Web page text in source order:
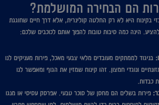
הם הבחירה המושלמת?
בקינוח היא לא רק החלטה קולינרית, אלא דרך חיים שחוגגת
הינה כמה סיבות טובות להפוך אותם לכוכבים שלכם:
בניגוד לממתקים מעובדים מלאי צבעי מאכל, פירות מעניקים לנו
ונוגדי חמצון. זהו קינוח שמזין את הגוף ומאפשר לנו
כבדות.
פירות בשלים הם מחסן של סוכר טבעי. אפרסק עסיסי או מנגו